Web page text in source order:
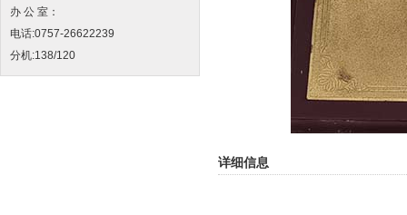
办 公 室：
电话:0757-26622239
分机:138/120
详细信息